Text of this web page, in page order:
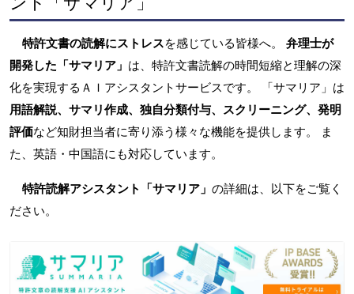
特許文書の読解にストレスを感じている皆様へ。 弁理士が
開発した「サマリア」 は、特許文書読解の時間短縮と理解の深
化を実現するＡＩアシスタントサービスです。 「サマリア」は
用語解説、サマリ作成、独自分類付与、スクリーニング、発明
評価など知財担当者に寄り添う様々な機能を提供します。 ま
た、英語・中国語にも対応しています。
特許読解アシスタント「サマリア」 の詳細は、以下をご覧く
ださい。